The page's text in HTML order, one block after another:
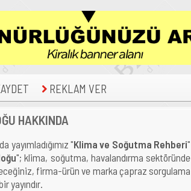
REKLAM VER
HAKKINDA
yayımladığımız "Klima ve Soğutma Rehberi"
"; klima, soğutma, havalandırma sektöründe
firma-ürün ve marka çapraz sorgulama
yayındır.